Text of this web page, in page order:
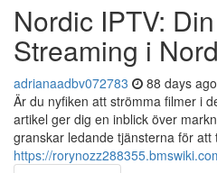
Nordic IPTV:
Streaming i
adrianaadbv072783 88 days ago
Är du nyfiken att strömma filmer i
artikel ger dig en inblick över
granskar ledande tjänsterna för
https://